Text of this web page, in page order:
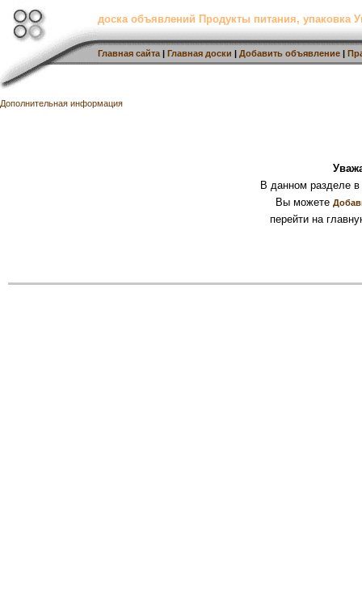
доска объявлений Продукты питания, упаковка
Главная сайта | Главная доски | Добавить объявление |
Дополнительная информация
В данном разделе
Вы можете
перейти на